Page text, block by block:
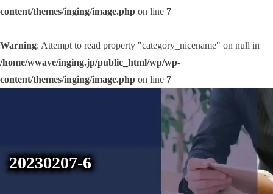
content/themes/inging/image.php on line 7
Warning: Attempt to read property "category_nicename" on null in
/home/wwave/inging.jp/public_html/wp/wp-
content/themes/inging/image.php on line 7
20230207-6